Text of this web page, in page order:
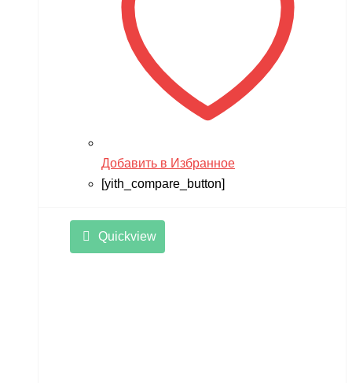
Добавить в Избранное
[yith_compare_button]
Quickview